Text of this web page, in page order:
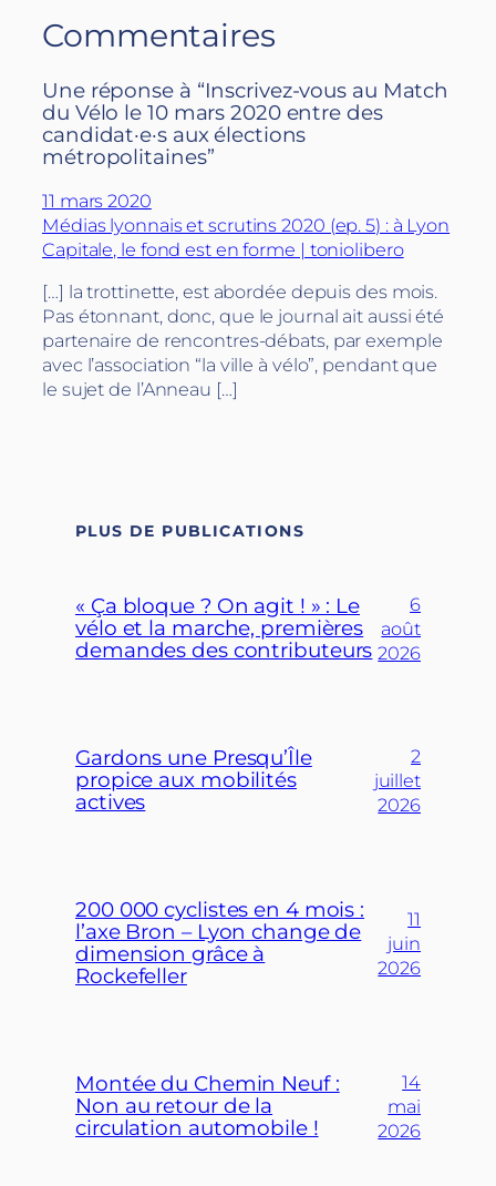
Commentaires
Une réponse à “Inscrivez-vous au Match
du Vélo le 10 mars 2020 entre des
candidat·e·s aux élections
métropolitaines”
11 mars 2020
Médias lyonnais et scrutins 2020 (ep. 5) : à Lyon
Capitale, le fond est en forme | toniolibero
[…] la trottinette, est abordée depuis des mois.
Pas étonnant, donc, que le journal ait aussi été
partenaire de rencontres-débats, par exemple
avec l’association “la ville à vélo”, pendant que
le sujet de l’Anneau […]
PLUS DE PUBLICATIONS
« Ça bloque ? On agit ! » : Le
vélo et la marche, premières
demandes des contributeurs
6
août
2026
Gardons une Presqu’Île
propice aux mobilités
actives
2
juillet
2026
200 000 cyclistes en 4 mois :
l’axe Bron – Lyon change de
dimension grâce à
Rockefeller
11
juin
2026
Montée du Chemin Neuf :
Non au retour de la
circulation automobile !
14
mai
2026